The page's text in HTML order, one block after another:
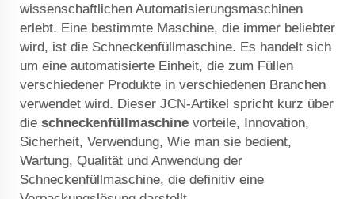
wissenschaftlichen Automatisierungsmaschinen
erlebt. Eine bestimmte Maschine, die immer beliebter
wird, ist die Schneckenfüllmaschine. Es handelt sich
um eine automatisierte Einheit, die zum Füllen
verschiedener Produkte in verschiedenen Branchen
verwendet wird. Dieser JCN-Artikel spricht kurz über
die schneckenfüllmaschine vorteile, Innovation,
Sicherheit, Verwendung, Wie man sie bedient,
Wartung, Qualität und Anwendung der
Schneckenfüllmaschine, die definitiv eine